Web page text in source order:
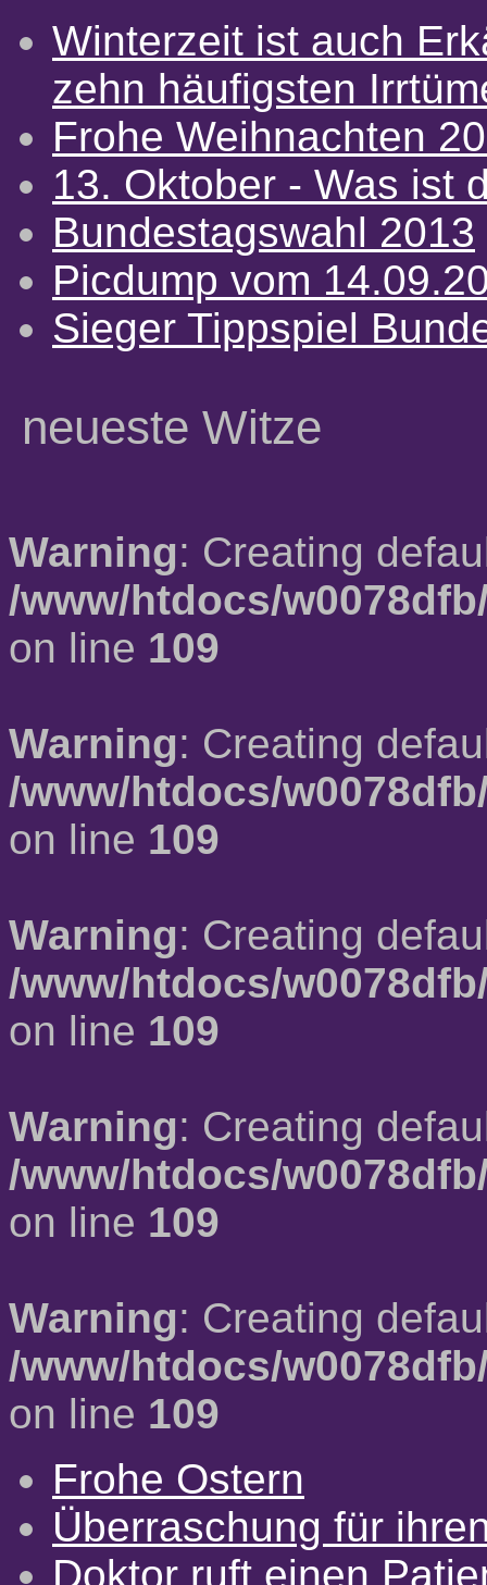
Winterzeit ist auch
zehn häufigsten
Frohe Weihnachten
13. Oktober - Was ist
Bundestagswahl 2013
Picdump vom
Sieger Tippspiel
neueste Witze
Warning: Creating
/www/htdocs/
on line 109
Warning: Creating
/www/htdocs/
on line 109
Warning: Creating
/www/htdocs/
on line 109
Warning: Creating
/www/htdocs/
on line 109
Warning: Creating
/www/htdocs/
on line 109
Frohe Ostern
Überraschung für
Doktor ruft einen